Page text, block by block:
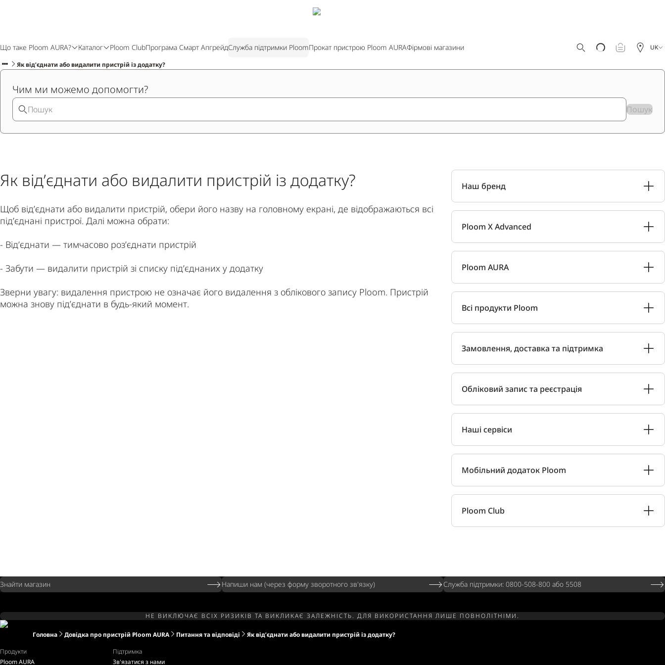
Що таке Ploom AURA? Каталог Ploom ClubПрограма Смарт АпгрейдСлужба підтримки PloomПрокат пристрою Ploom AURAФірмові магазини UK
Як від’єднати або видалити пристрій із додатку?
Чим ми можемо допомогти?
Пошук
Як від’єднати або видалити пристрій із додатку?
Щоб від’єднати або видалити пристрій, обери його назву на головному екрані, де відображаються всі
під’єднані пристрої. Далі можна обрати:
- Від’єднати — тимчасово роз’єднати пристрій
- Забути — видалити пристрій зі списку під’єднаних у додатку
Зверни увагу: видалення пристрою не означає його видалення з облікового запису Ploom. Пристрій
можна знову під’єднати в будь-який момент.
Наш бренд
Ploom X Advanced
Ploom AURA
Всі продукти Ploom
Замовлення, доставка та підтримка
Обліковий запис та реєстрація
Наші сервіси
Мобільний додаток Ploom
Ploom Club
Знайти магазин Напиши нам (через форму зворотного зв'язку) Служба підтримки: 0800-508-800 або 5508
НЕ ВИКЛЮЧАЄ ВСІХ РИЗИКІВ ТА ВИКЛИКАЄ ЗАЛЕЖНІСТЬ. ДЛЯ ВИКОРИСТАННЯ ЛИШЕ ПОВНОЛІТНІМИ.
Головна Довідка про пристрій Ploom AURA Питання та відповіді
Як від’єднати або видалити пристрій із додатку?
Продукти
Ploom AURA
Підтримка
Зв'язатися з нами